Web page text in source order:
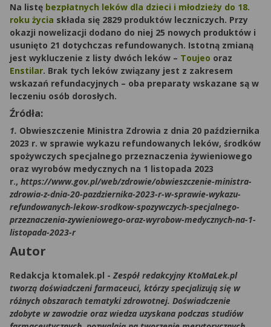
Na listę bezpłatnych leków dla dzieci i młodzieży do 18.
roku życia składa się 2829 produktów leczniczych. Przy
okazji nowelizacji dodano do niej 25 nowych produktów i
usunięto 21 dotychczas refundowanych. Istotną zmianą
jest wykluczenie z listy dwóch leków – Toujeo oraz
Enstilar. Brak tych leków związany jest z zakresem
wskazań refundacyjnych – oba preparaty wskazane są w
leczeniu osób dorosłych.
Źródła:
1. Obwieszczenie Ministra Zdrowia z dnia 20 października
2023 r. w sprawie wykazu refundowanych leków, środków
spożywczych specjalnego przeznaczenia żywieniowego
oraz wyrobów medycznych na 1 listopada 2023
r., https://www.gov.pl/web/zdrowie/obwieszczenie-ministra-
zdrowia-z-dnia-20-pazdziernika-2023-r-w-sprawie-wykazu-
refundowanych-lekow-srodkow-spozywczych-specjalnego-
przeznaczenia-zywieniowego-oraz-wyrobow-medycznych-na-1-
listopada-2023-r
Autor
Redakcja ktomalek.pl -Zespół redakcyjny KtoMaLek.pl
tworzą doświadczeni farmaceuci, którzy specjalizują się w
różnych obszarach tematyki zdrowotnej. Doświadczenie
zdobyte w zawodzie oraz wiedza uzyskana podczas studiów